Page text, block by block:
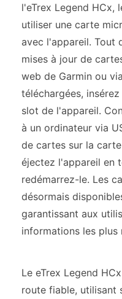
l'eTrex Legend HCx,
utiliser une carte
avec l'appareil. Tout
mises à jour de
web de Garmin ou
téléchargées,
slot de l'appareil.
à un ordinateur via
de cartes sur la
éjectez l'appareil en
redémarrez-le. Les
désormais
garantissant aux
informations les plus
Le eTrex Legend
route fiable, utilisant